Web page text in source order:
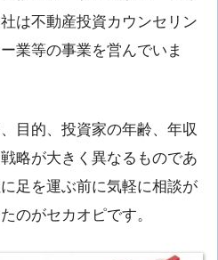
は不動産投資カウンセリン
業等の事業を営んでいま
目的、投資家の年齢、年収
略が大きく異なるものであ
足を運ぶ前に気軽に相談が
のがセカオピです。